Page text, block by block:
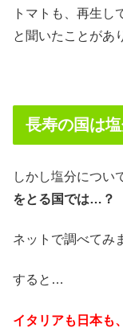
トマトも、再生し
と聞いたことがあ
長寿の国は
しかし塩分につい
をとる国では…？
ネットで調べてみ
すると…
イタリアも日本も